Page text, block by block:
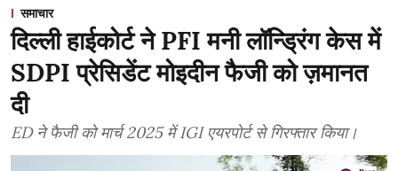
समाचार
दिल्ली हाईकोर्ट ने PFI मनी लॉन्ड्रिंग केस में
SDPI प्रेसिडेंट मोइदीन फैजी को ज़मानत
दी
ED ने फैजी को मार्च 2025 में IGI एयरपोर्ट से गिरफ्तार किया।